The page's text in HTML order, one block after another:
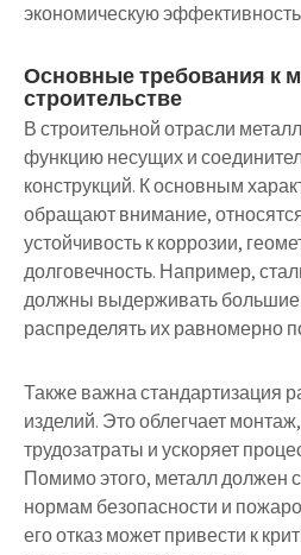
экономическую
Основные требования к
строительстве
В строительной отрасли
функцию несущих и
конструкций. К основным
обращают внимание,
устойчивость к коррозии,
долговечность. Например,
должны выдерживать большие
распределять их равномерно
Также важна стандартизация
изделий. Это облегчает
трудозатраты и ускоряет
Помимо этого, металл должен
нормам безопасности и
его отказ может привести к